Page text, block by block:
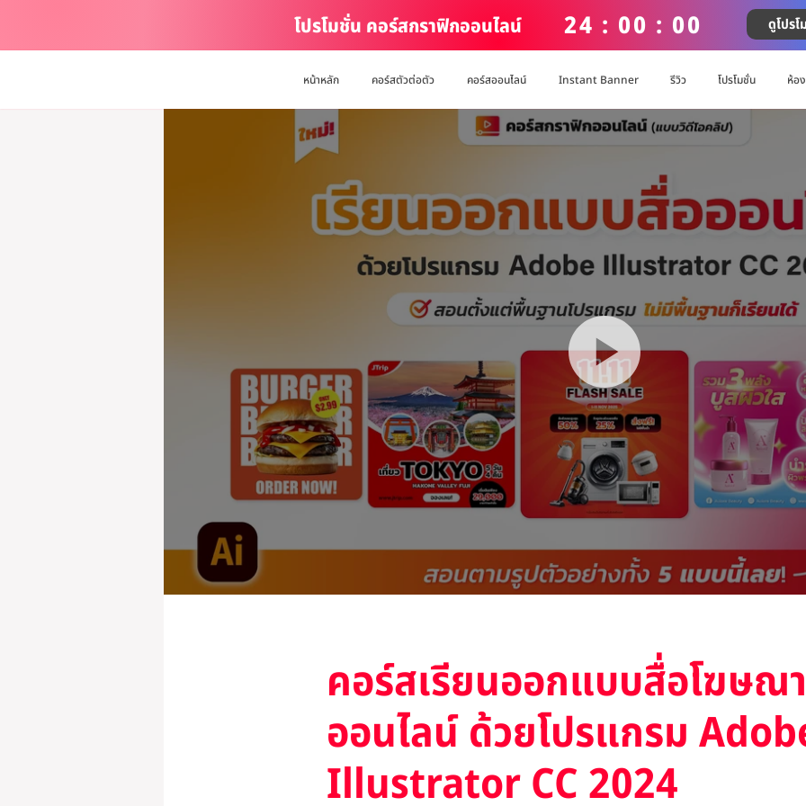
โปรโมชั่น คอร์สกราฟิกออนไลน์ 24 : 00 : 00 ดูโปร
หน้าหลัก คอร์สตัวต่อตัว คอร์สออนไลน์ Instant Banner รีวิว โปรโมชั่น ห้อ
คอร์สเรียนออกแบบสื่อโฆษณา
ออนไลน์ ด้วยโปรแกรม
Illustrator CC 2024